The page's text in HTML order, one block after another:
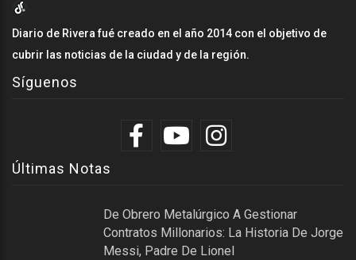
Diario de Rivera fué creado en el año 2014 con el objetivo de
cubrir las noticias de la ciudad y de la región.
Síguenos
Últimas Notas
De Obrero Metalúrgico A Gestionar
Contratos Millonarios: La Historia De Jorge
Messi, Padre De Lionel